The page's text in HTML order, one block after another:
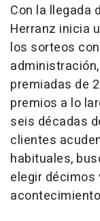
Con la llegada
Herranz inicia
los sorteos
premiadas de
premios a lo
seis décadas
clientes
habituales,
elegir